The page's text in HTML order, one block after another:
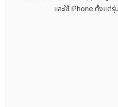
และใช้ iPhone ตั้งแต่รุ่